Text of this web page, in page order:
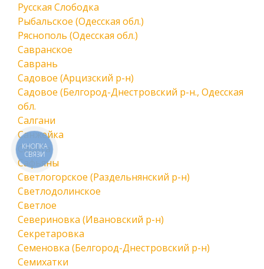
Русская Слободка
Рыбальское (Одесская обл.)
Ряснополь (Одесская обл.)
Савранское
Саврань
Садовое (Арцизский р-н)
Садовое (Белгород-Днестровский р-н., Одесская
обл.
Салгани
Санжейка
Сарата
Сафьяны
Светлогорское (Раздельнянский р-н)
Светлодолинское
Светлое
Севериновка (Ивановский р-н)
Секретаровка
Семеновка (Белгород-Днестровский р-н)
Семихатки
КНОПКА
СВЯЗИ